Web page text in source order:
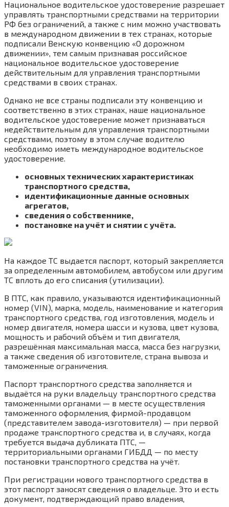
Национальное водительское удостоверение разрешает
управлять транспортными средствами на территории
РФ без ограничений, а также с ним можно участвовать
в международном движении в тех странах, которые
подписали Венскую конвенцию «О дорожном
движении», тем самым признавая российское
национальное водительское удостоверение
действительным для управления транспортными
средствами в своих странах.
Однако не все страны подписали эту конвенцию и
соответственно в этих странах, наше национальное
водительское удостоверение может признаваться
недействительным для управления транспортными
средствами, поэтому в этом случае водителю
необходимо иметь международное водительское
удостоверение.
основных технических характеристиках
транспортного средства,
идентификационные данные основных
агрегатов,
сведения о собственнике,
постановке на учёт и снятии с учёта.
На каждое ТС выдается паспорт, который закрепляется
за определенным автомобилем, автобусом или другим
ТС вплоть до его списания (утилизации).
В ПТС, как правило, указываются идентификационный
номер (VIN), марка, модель, наименование и категория
транспортного средства, год изготовления, модель и
номер двигателя, номера шасси и кузова, цвет кузова,
мощность и рабочий объём и тип двигателя,
разрешённая максимальная масса, масса без нагрузки,
а также сведения об изготовителе, страна вывоза и
таможенные ограничения.
Паспорт транспортного средства заполняется и
выдаётся на руки владельцу транспортного средства
таможенными органами — в месте осуществления
таможенного оформления, фирмой-продавцом
(представителем завода-изготовителя) — при первой
продаже транспортного средства и, в случаях, когда
требуется выдача дубликата ПТС, —
территориальными органами ГИБДД — по месту
постановки транспортного средства на учёт.
При регистрации нового транспортного средства в
этот паспорт заносят сведения о владельце. Это и есть
документ, подтверждающий право владения,